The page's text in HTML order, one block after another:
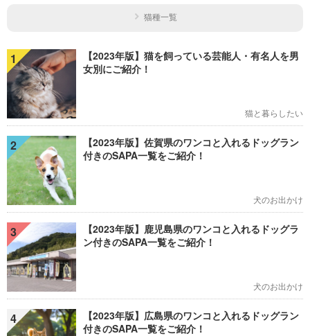
猫種一覧
1
【2023年版】猫を飼っている芸能人・有名人を男
女別にご紹介！
猫と暮らしたい
2
【2023年版】佐賀県のワンコと入れるドッグラン
付きのSAPA一覧をご紹介！
犬のお出かけ
3
【2023年版】鹿児島県のワンコと入れるドッグラ
ン付きのSAPA一覧をご紹介！
犬のお出かけ
4
【2023年版】広島県のワンコと入れるドッグラン
付きのSAPA一覧をご紹介！